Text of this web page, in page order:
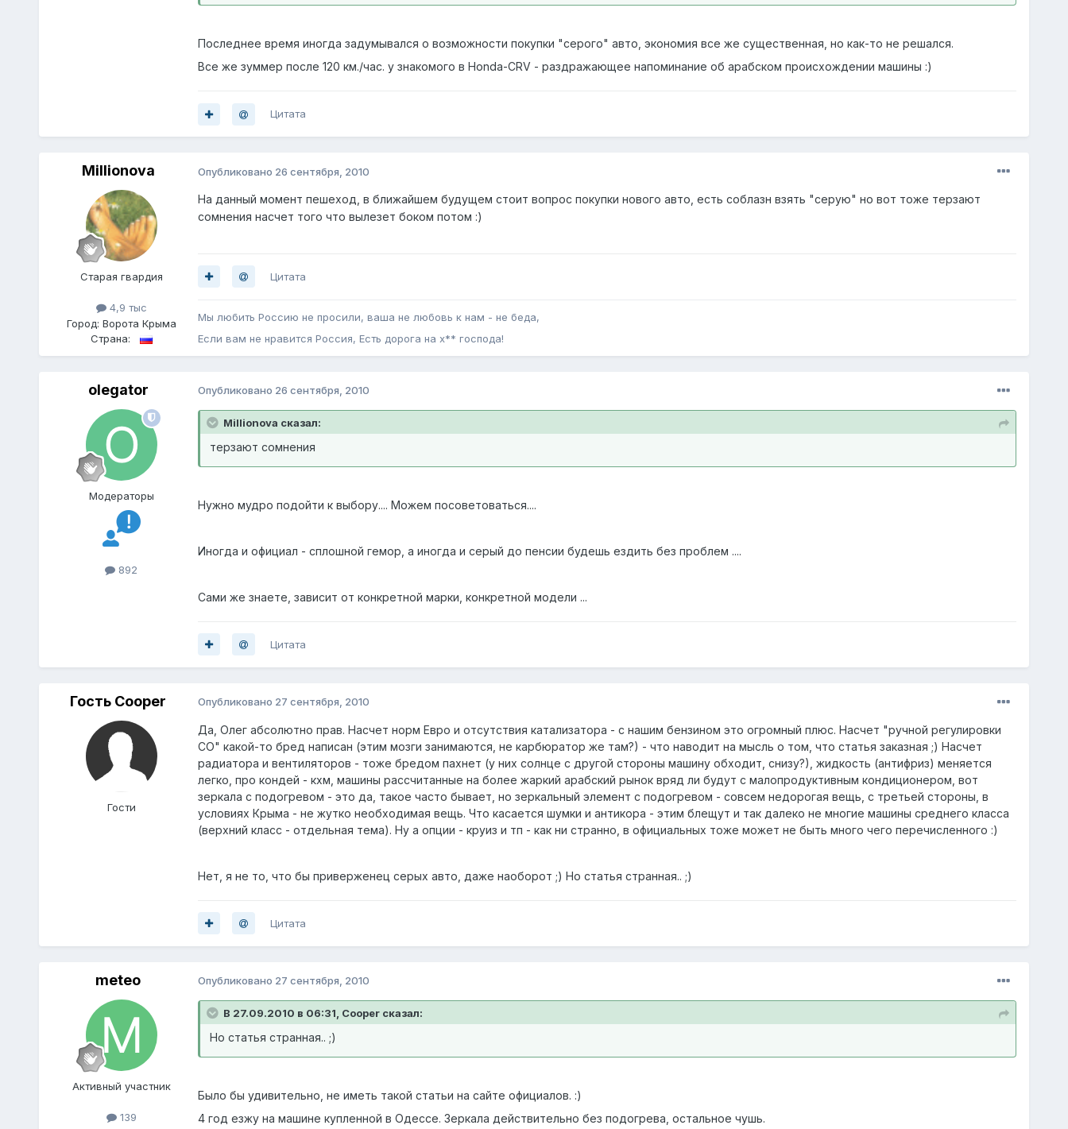
Последнее время иногда задумывался о возможности покупки "серого" авто, экономия все же существенная, но как-то не решался.
Все же зуммер после 120 км./час. у знакомого в Honda-CRV - раздражающее напоминание об арабском происхождении машины :)
Цитата
Millionova
Старая гвардия
4,9 тыс
Город: Ворота Крыма
Страна:
Опубликовано 26 сентября, 2010
На данный момент пешеход, в ближайшем будущем стоит вопрос покупки нового авто, есть соблазн взять "серую" но вот тоже терзают
сомнения насчет того что вылезет боком потом :)
Цитата
Мы любить Россию не просили, ваша не любовь к нам - не беда,
Если вам не нравится Россия, Есть дорога на х** господа!
olegator
Модераторы
892
Опубликовано 26 сентября, 2010
Millionova сказал:
терзают сомнения
Нужно мудро подойти к выбору.... Можем посоветоваться....
Иногда и официал - сплошной гемор, а иногда и серый до пенсии будешь ездить без проблем ....
Сами же знаете, зависит от конкретной марки, конкретной модели ...
Цитата
Гость Cooper
Гости
Опубликовано 27 сентября, 2010
Да, Олег абсолютно прав. Насчет норм Евро и отсутствия катализатора - с нашим бензином это огромный плюс. Насчет "ручной регулировки
СО" какой-то бред написан (этим мозги занимаются, не карбюратор же там?) - что наводит на мысль о том, что статья заказная ;) Насчет
радиатора и вентиляторов - тоже бредом пахнет (у них солнце с другой стороны машину обходит, снизу?), жидкость (антифриз) меняется
легко, про кондей - кхм, машины рассчитанные на более жаркий арабский рынок вряд ли будут с малопродуктивным кондиционером, вот
зеркала с подогревом - это да, такое часто бывает, но зеркальный элемент с подогревом - совсем недорогая вещь, с третьей стороны, в
условиях Крыма - не жутко необходимая вещь. Что касается шумки и антикора - этим блещут и так далеко не многие машины среднего класса
(верхний класс - отдельная тема). Ну а опции - круиз и тп - как ни странно, в официальных тоже может не быть много чего перечисленного :)
Нет, я не то, что бы приверженец серых авто, даже наоборот ;) Но статья странная.. ;)
Цитата
meteo
Активный участник
139
Опубликовано 27 сентября, 2010
В 27.09.2010 в 06:31, Cooper сказал:
Но статья странная.. ;)
Было бы удивительно, не иметь такой статьи на сайте официалов. :)
4 год езжу на машине купленной в Одессе. Зеркала действительно без подогрева, остальное чушь.